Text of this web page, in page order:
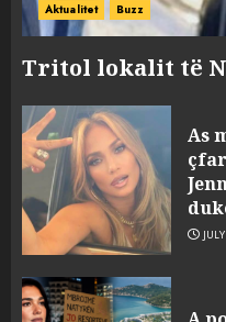
Aktualitet Buzz
Tritol lokalit të
As